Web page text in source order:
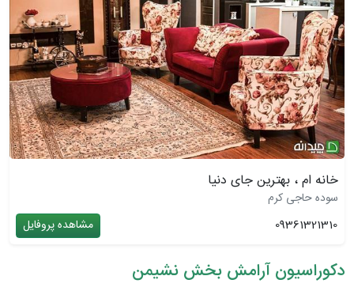
خانه ام ، بهترین جای دنیا
سوده حاجی کرم
09361321310
مشاهده پروفایل
دکوراسیون آرامش بخش نشیمن